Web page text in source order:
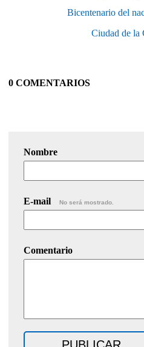
Bicentenario del
Ciudad de la
0 COMENTARIOS
Nombre
E-mail No será mostrado.
Comentario